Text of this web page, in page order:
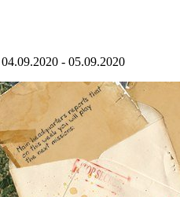
- 05.09.2020